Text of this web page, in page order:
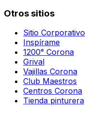
Otros sitios
Sitio Corporativo
Inspírame
1200° Corona
Grival
Vajillas Corona
Club Maestros
Centros Corona
Tienda pinturera